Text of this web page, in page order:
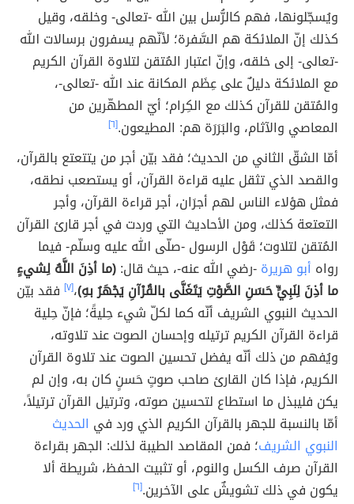
ويُسجّلونها، فهم كالرُّسل بين الله -تعالى- وخلقه، وقيل
كذلك إنّ الملائكة هم السَّفرة؛ لأنّهم يسفرون برسالات الله
-تعالى- إلى خلقه، وإنّ اعتبار المُتقن لتلاوة القرآن الكريم
مع الملائكة دليلٌ على عِظَم المكانة عند الله -تعالى-،
والمُتقن للقرآن كذلك مع الكِرام؛ أيّ المطهّرين من
المعاصي والآثام، والبَرَرَة هم: المطيعون.[٦]
أمّا الشقّ الثاني من الحديث؛ فقد بيّن أجر من يتتعتع بالقرآن،
والقصد الذي تثقل عليه قراءة القرآن، أو يستصعب نطقه،
فمثل هؤلاء الناس لهم أجرَان، أجر قراءة القرآن، وأجر
التعتعة كذلك، ومن الأحاديث التي وردت في أجر قارئ القرآن
المُتقن لتلاوت؛ قَوْل الرسول -صلّى الله عليه وسلّم- فيما
رواه أبو هريرة-رضي الله عنه-، حيث قال:(ما أذِنَ اللَّهُ لِشيءٍ
ما أذِنَ لِنَبِيٍّ حَسَنِ الصَّوْتِ يَتَغَنَّى بالقُرْآنِ يَجْهَرُ بهِ)،[٧]
فقد بيّن
الحديث النبوي الشريف أنّه كما لكلّ شيء حِليةً؛ فإنّ حِلية
قراءة القرآن الكريم ترتيله وإحسان الصوت عند تلاوته،
ويُفهم من ذلك أنّه يفضل تحسين الصوت عند تلاوة القرآن
الكريم، فإذا كان القارئ صاحب صوتٍ حَسنٍ كان به، وإن لم
يكن فليبذل ما استطاع لتحسين صوته، وترتيل القرآن ترتيلاً،
أمّا بالنسبة للجهر بالقرآن الكريم الذي ورد في الحديث
النبوي الشريف؛ فمن المقاصد الطيبة لذلك: الجهر بقراءة
القرآن صرف الكسل والنوم، أو تثبيت الحفظ، شريطة ألا
يكون في ذلك تشويشٌ على الآخرين.[٦]